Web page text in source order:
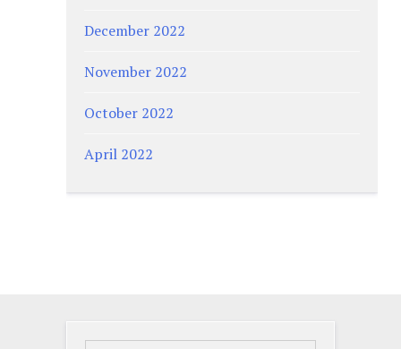
December 2022
November 2022
October 2022
April 2022